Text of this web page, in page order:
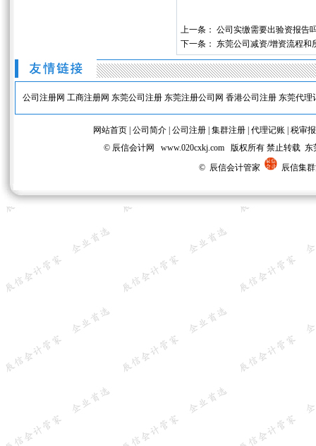
上一条： 公司实缴需要出验资报告
下一条： 东莞公司减资/增资流程和
公司注册网 工商注册网 东莞公司注册 东莞注册公司网 香港公司注册 东莞代理
网站首页 公司简介 公司注册 集群注册 代理记账 税审
© 辰信会计网 www.020cxkj.com 版权所有 禁止转载
© 辰信会计管家
辰信集